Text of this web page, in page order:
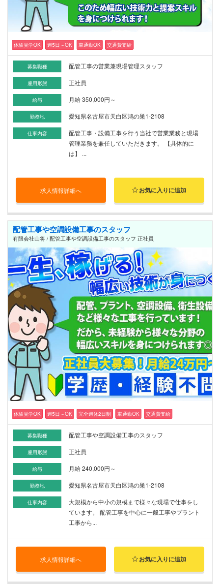
体験見学OK 週5日～OK 車通勤OK 交通費支給
募集職種 配管工事の営業兼現場管理スタッフ
雇用形態 正社員
給与 月給 350,000円～
勤務地 愛知県名古屋市天白区鴻の巣1-2108
仕事内容
配管工事・設備工事を行う当社で営業業務と現場
管理業務を兼任していただきます。 【具体的に
は】 ...
求人情報詳細へ お気に入りに追加
配管工事や空調設備工事のスタッフ
有限会社山将 / 配管工事や空調設備工事のスタッフ 正社員
体験見学OK 週5日～OK 完全週休2日制 車通勤OK 交通費支給
募集職種 配管工事や空調設備工事のスタッフ
雇用形態 正社員
給与 月給 240,000円～
勤務地 愛知県名古屋市天白区鴻の巣1-2108
仕事内容
大規模から中小の規模まで様々な現場で仕事をし
ています。 配管工事を中心に一般工事やプラント
工事から...
求人情報詳細へ お気に入りに追加